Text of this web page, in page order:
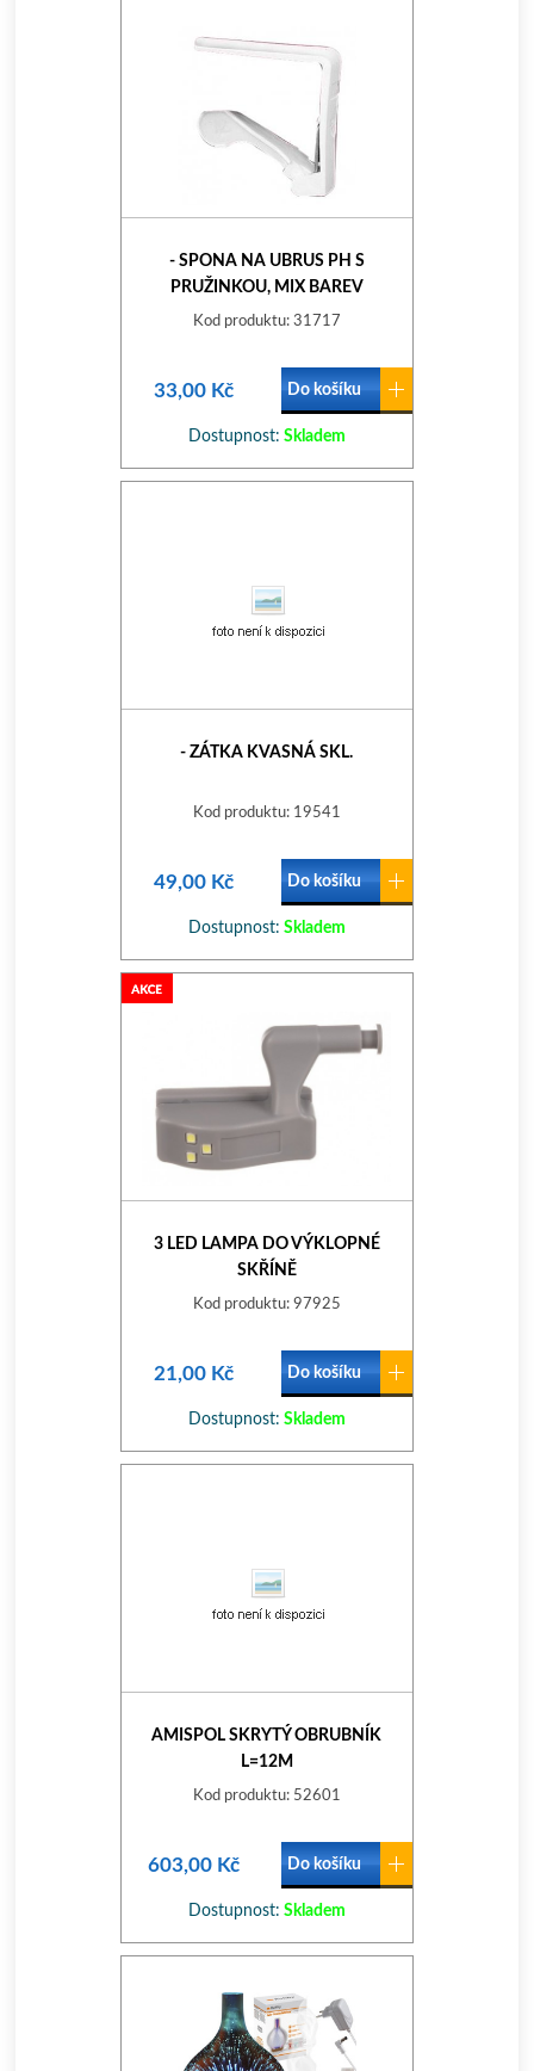
- SPONA NA UBRUS PH S
PRUŽINKOU, MIX BAREV
Kod produktu: 31717
33,00 Kč Do košíku
Dostupnost: Skladem
- ZÁTKA KVASNÁ SKL.
Kod produktu: 19541
49,00 Kč Do košíku
Dostupnost: Skladem
3 LED LAMPA DO VÝKLOPNÉ
SKŘÍNĚ
Kod produktu: 97925
21,00 Kč Do košíku
Dostupnost: Skladem
AMISPOL SKRYTÝ OBRUBNÍK
L=12M
Kod produktu: 52601
603,00 Kč Do košíku
Dostupnost: Skladem